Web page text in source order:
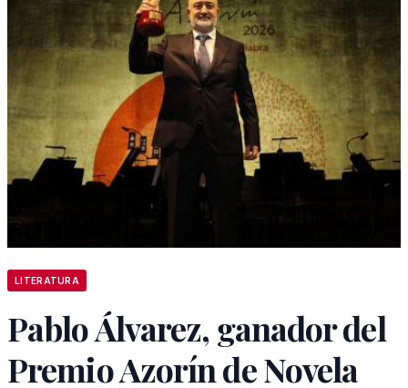
LITERATURA
Pablo Álvarez, ganador del
Premio Azorín de Novela